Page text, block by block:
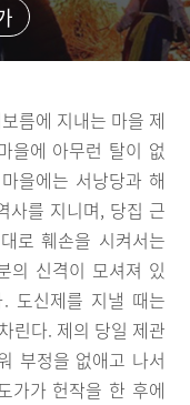
름에 지내는 마을 제
을에 아무런 탈이 없
을에는 서낭당과 해
사를 지니며, 당집 근
로 훼손을 시켜서는
의 신격이 모셔져 있
도신제를 지낼 때는
린다. 제의 당일 제관
부정을 없애고 나서
가가 헌작을 한 후에